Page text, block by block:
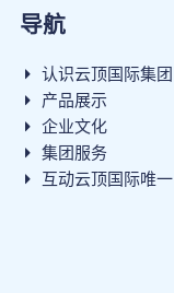
导航
认识云顶国际集团
产品展示
企业文化
集团服务
互动云顶国际唯一